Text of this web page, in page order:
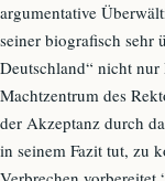
argumentative
seiner biografisch sehr
Deutschland“ nicht nur
Machtzentrum des
der Akzeptanz durch
in seinem Fazit tut, zu